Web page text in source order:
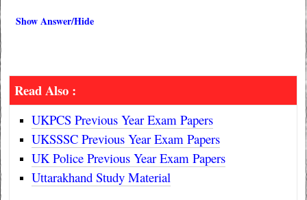
Show Answer/Hide
Read Also :
UKPCS Previous Year Exam Papers
UKSSSC Previous Year Exam Papers
UK Police Previous Year Exam Papers
Uttarakhand Study Material